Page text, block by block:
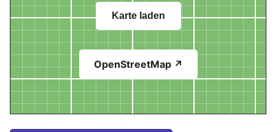
Karte laden
OpenStreetMap ↗